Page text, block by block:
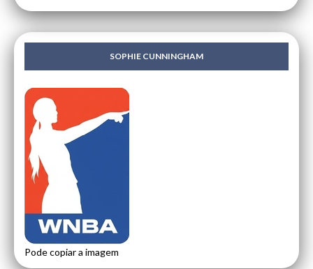
SOPHIE CUNNINGHAM
Pode copiar a imagem